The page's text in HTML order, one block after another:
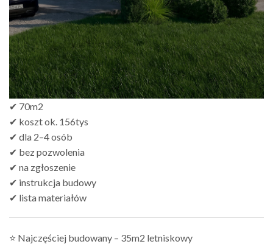
✔ 70m2
✔ koszt ok. 156tys
✔ dla 2–4 osób
✔ bez pozwolenia
✔ na zgłoszenie
✔ instrukcja budowy
✔ lista materiałów
⭐ Najczęściej budowany – 35m2 letniskowy